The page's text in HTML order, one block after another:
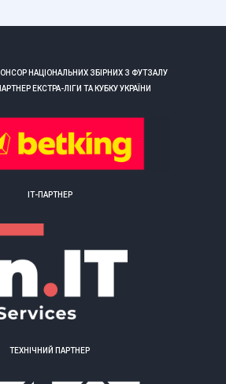
НАЦІОНАЛЬНИХ ЗБІРНИХ З ФУТЗАЛУ
ЕКСТРА-ЛІГИ ТА КУБКУ УКРАЇНИ
ІТ-ПАРТНЕР
ТЕХНІЧНИЙ ПАРТНЕР